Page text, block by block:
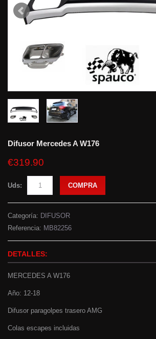
Difusor Mercedes A W176
€319.90
Uds: COMPRA
Categoría: DIFUSOR
Referencia: MB82256
DETALLES:
MERCEDES A W176
Año: 12-18
Difusor paragolpes trasero AMG
Colas escapes incluidas